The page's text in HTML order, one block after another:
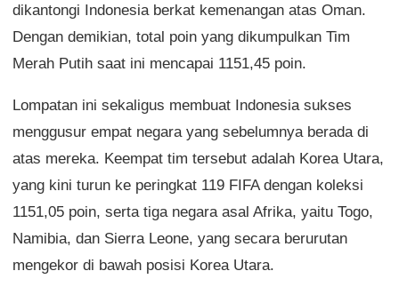
dikantongi Indonesia berkat kemenangan atas Oman.
Dengan demikian, total poin yang dikumpulkan Tim
Merah Putih saat ini mencapai 1151,45 poin.
Lompatan ini sekaligus membuat Indonesia sukses
menggusur empat negara yang sebelumnya berada di
atas mereka. Keempat tim tersebut adalah Korea Utara,
yang kini turun ke peringkat 119 FIFA dengan koleksi
1151,05 poin, serta tiga negara asal Afrika, yaitu Togo,
Namibia, dan Sierra Leone, yang secara berurutan
mengekor di bawah posisi Korea Utara.